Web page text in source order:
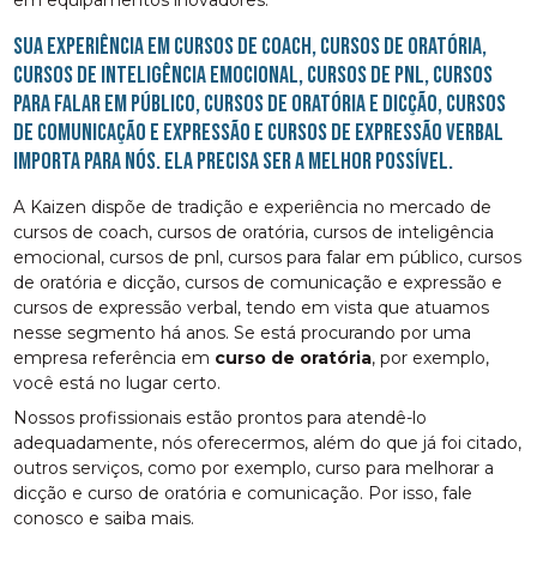
Sua experiência em cursos de coach, cursos de oratória,
cursos de inteligência emocional, cursos de pnl, cursos
para falar em público, cursos de oratória e dicção, cursos
de comunicação e expressão e cursos de expressão verbal
importa para nós. Ela precisa ser a melhor possível.
A Kaizen dispõe de tradição e experiência no mercado de
cursos de coach, cursos de oratória, cursos de inteligência
emocional, cursos de pnl, cursos para falar em público, cursos
de oratória e dicção, cursos de comunicação e expressão e
cursos de expressão verbal, tendo em vista que atuamos
nesse segmento há anos. Se está procurando por uma
empresa referência em curso de oratória, por exemplo,
você está no lugar certo.
Nossos profissionais estão prontos para atendê-lo
adequadamente, nós oferecermos, além do que já foi citado,
outros serviços, como por exemplo, curso para melhorar a
dicção e curso de oratória e comunicação. Por isso, fale
conosco e saiba mais.